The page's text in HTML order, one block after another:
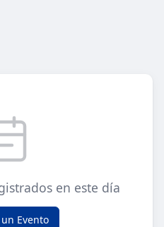
en este día
Evento